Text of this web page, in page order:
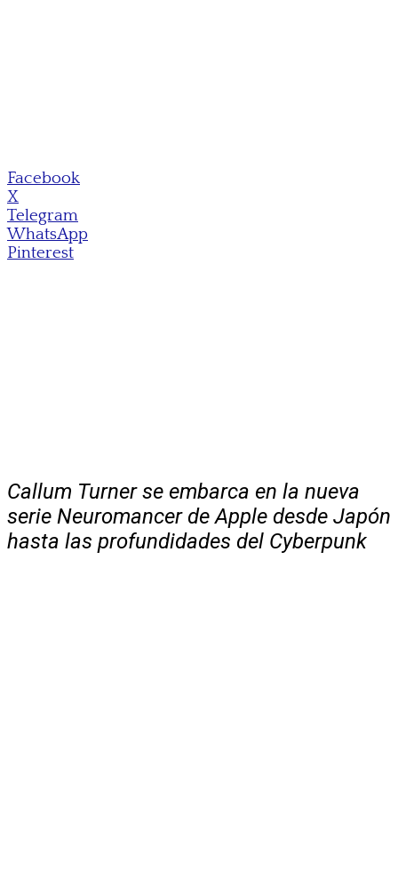
Facebook
X
Telegram
WhatsApp
Pinterest
Callum Turner se embarca en la nueva
serie Neuromancer de Apple desde Japón
hasta las profundidades del Cyberpunk